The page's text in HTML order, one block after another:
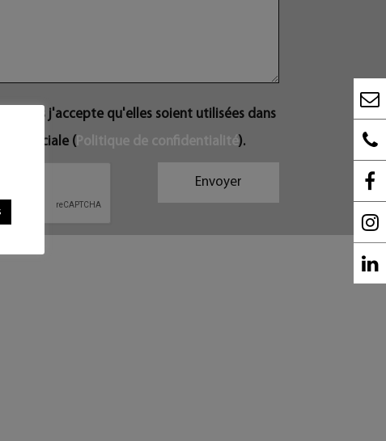
j'accepte qu'elles soient utilisées dans
( Politique de confidentialité).